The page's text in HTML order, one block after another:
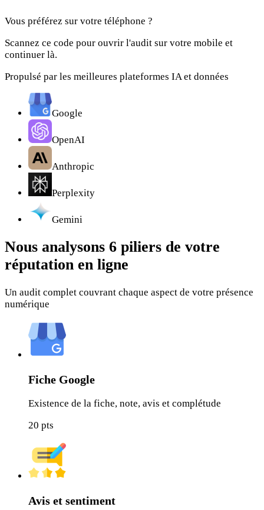
Vous préférez sur votre téléphone ?
Scannez ce code pour ouvrir l'audit sur votre mobile et
continuer là.
Propulsé par les meilleures plateformes IA et données
Google
OpenAI
Anthropic
Perplexity
Gemini
Nous analysons 6 piliers de votre
réputation en ligne
Un audit complet couvrant chaque aspect de votre présence
numérique
Fiche Google
Existence de la fiche, note, avis et complétude
20 pts
Avis et sentiment